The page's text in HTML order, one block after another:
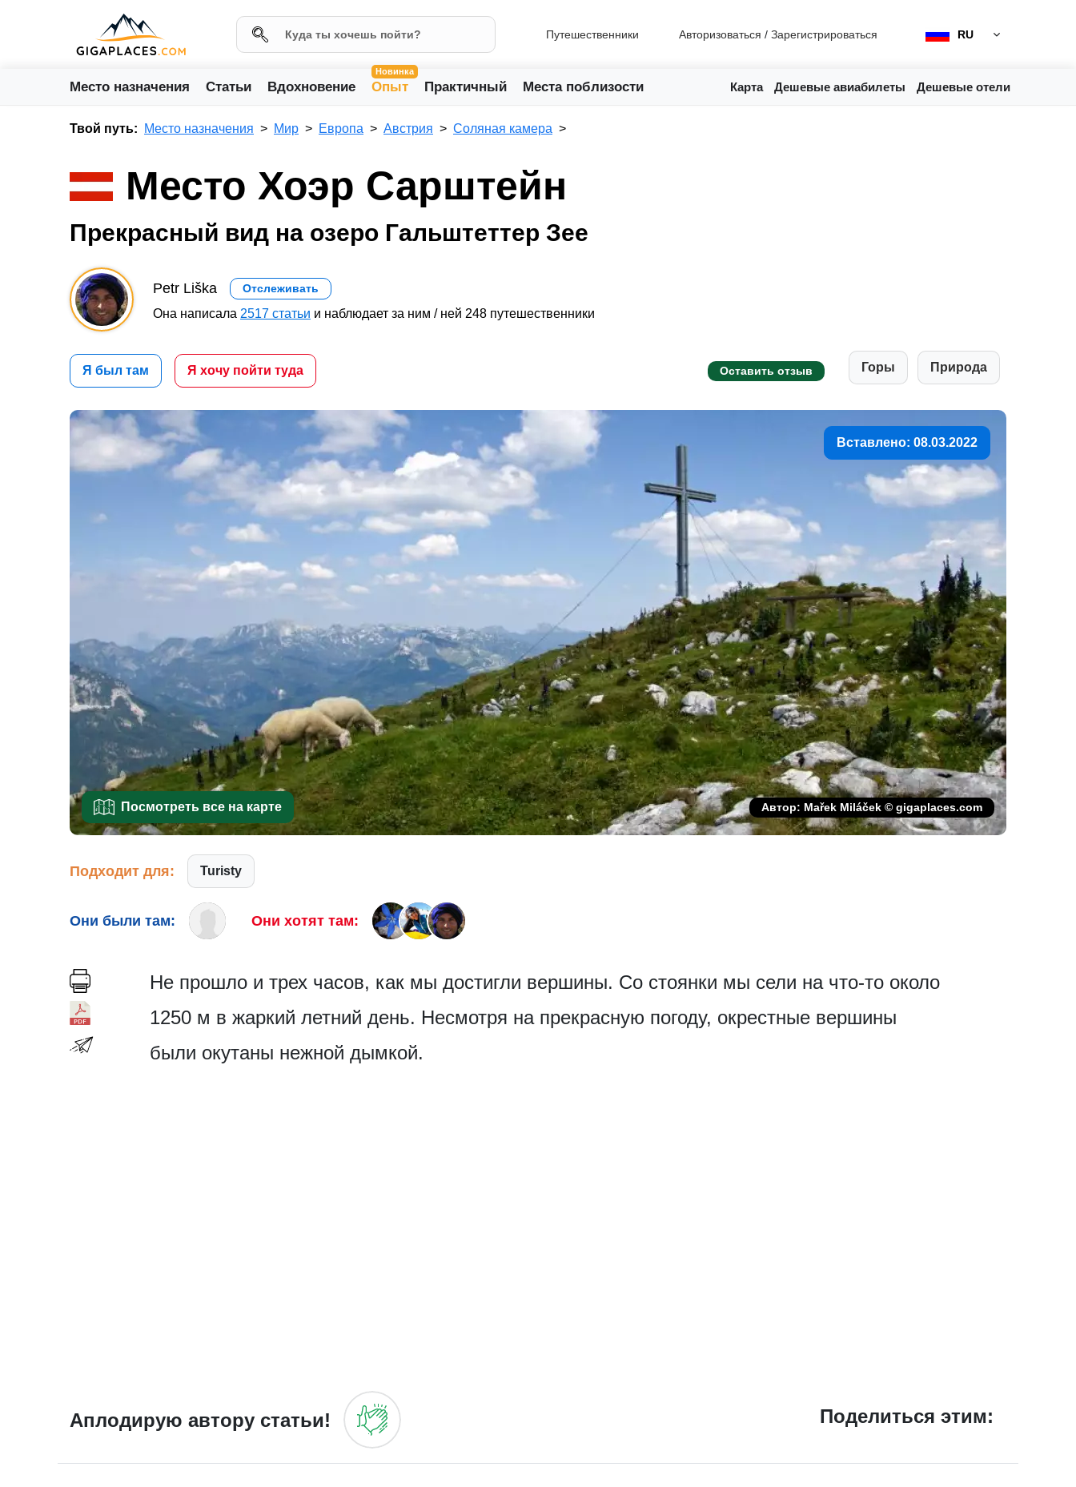
Путешественники Авторизоваться / Зарегистрироваться RU
Место назначения Статьи Вдохновение
Новинка
Опыт Практичный Места поблизости Карта Дешевые авиабилеты Дешевые отели
Твой путь: Место назначения Мир Европа Австрия Соляная камера
Место Хоэр Сарштейн
Прекрасный вид на озеро Гальштеттер Зее
Petr Liška Отслеживать
Она написала 2517 статьи и наблюдает за ним / ней 248 путешественники
Я был там Я хочу пойти туда Оставить отзыв Горы Природа
Вставлено: 08.03.2022
Посмотреть все на карте Автор: Mařek Miláček © gigaplaces.com
Подходит для: Turisty
Они были там: Они хотят там:
Не прошло и трех часов, как мы достигли вершины. Со стоянки мы сели на что-то около
1250 м в жаркий летний день. Несмотря на прекрасную погоду, окрестные вершины
были окутаны нежной дымкой.
Аплодирую автору статьи! Поделиться этим: